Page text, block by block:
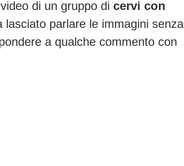
di un gruppo di cervi con
parlare le immagini senza
a qualche commento con